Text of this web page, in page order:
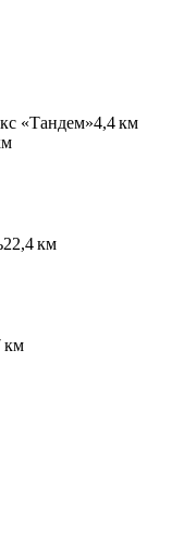
«Тандем»4,4 км
22,4 км
км